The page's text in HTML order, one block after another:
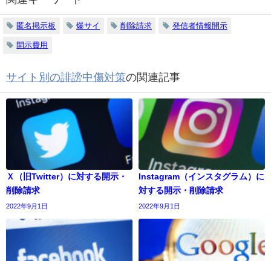
匿名掲示板 爆サイ 削除請求 発信者情報開示
開示費用
サイト別の誹謗中傷対策の関連記事
Ｘ（旧Twitter）に対する開示・
削除請求
2022年9月1日
Instagram（インスタグラム）に
対する開示・削除請求
2022年9月1日